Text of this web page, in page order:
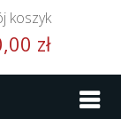
koszyk
zł